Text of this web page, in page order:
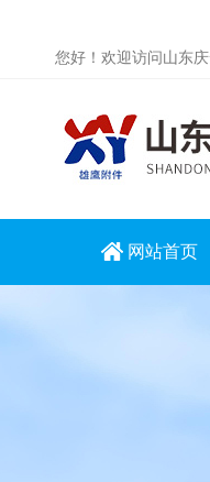
您好！欢迎访问山东
网站首页